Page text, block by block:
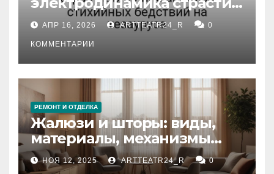
влияние анализа
стихийных бедствий на
тезауруса
АПР 16, 2026 ARTTEATR24_R 0
КОММЕНТАРИИ
РЕМОНТ И ОТДЕЛКА
Жалюзи и шторы: виды,
материалы, механизмы
управления и уход
НОЯ 12, 2025 ARTTEATR24_R 0